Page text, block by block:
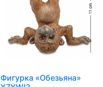
Фигурка «Обезьяна»